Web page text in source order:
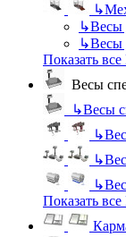
↳
↳Весы
↳Весы
Показать
Весы
↳Весы
↳
↳
↳
Показать